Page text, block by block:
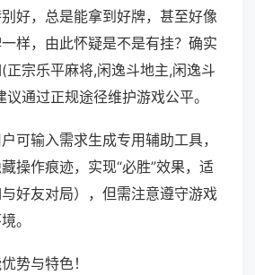
好，总是能拿到好牌，甚至好像
样，由此怀疑是不是有挂？确实
正宗乐平麻将,闲逸斗地主,闲逸斗
通过正规途径维护游戏公平。
可输入需求生成专用辅助工具，
操作痕迹，实现“必胜”效果，适
好友对局），但需注意遵守游戏
。
势与特色！